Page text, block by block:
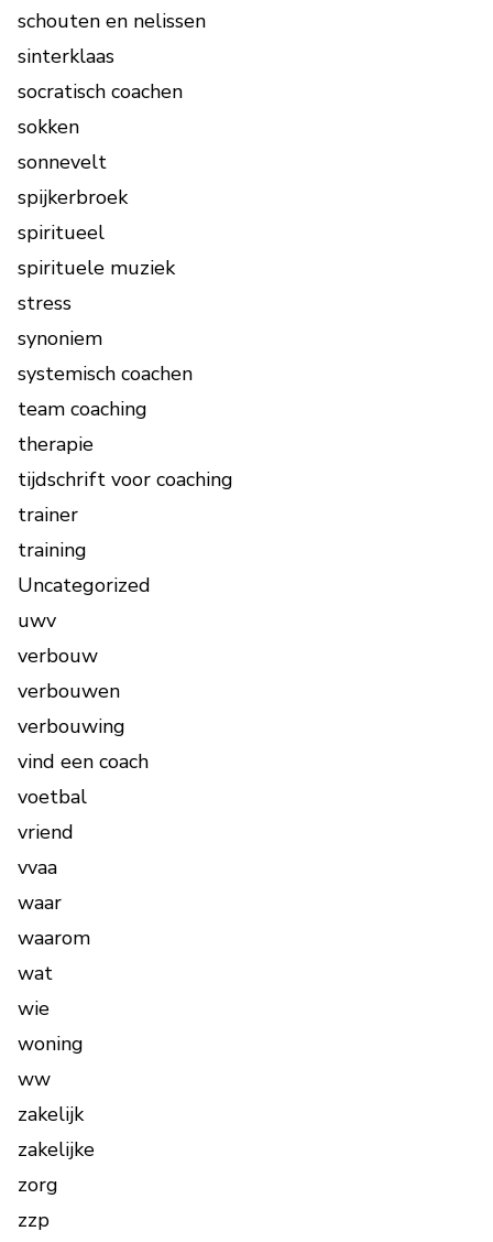
schouten en nelissen
sinterklaas
socratisch coachen
sokken
sonnevelt
spijkerbroek
spiritueel
spirituele muziek
stress
synoniem
systemisch coachen
team coaching
therapie
tijdschrift voor coaching
trainer
training
Uncategorized
uwv
verbouw
verbouwen
verbouwing
vind een coach
voetbal
vriend
vvaa
waar
waarom
wat
wie
woning
ww
zakelijk
zakelijke
zorg
zzp